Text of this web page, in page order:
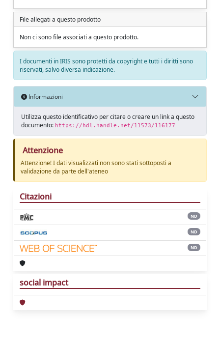
File allegati a questo prodotto
Non ci sono file associati a questo prodotto.
I documenti in IRIS sono protetti da copyright e tutti i diritti sono
riservati, salvo diversa indicazione.
Informazioni
Utilizza questo identificativo per citare o creare un link a questo
documento: https://hdl.handle.net/11573/116177
Attenzione
Attenzione! I dati visualizzati non sono stati sottoposti a
validazione da parte dell'ateneo
Citazioni
ND
ND
ND
social impact